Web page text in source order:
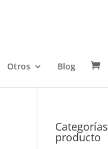
Otros Blog
producto